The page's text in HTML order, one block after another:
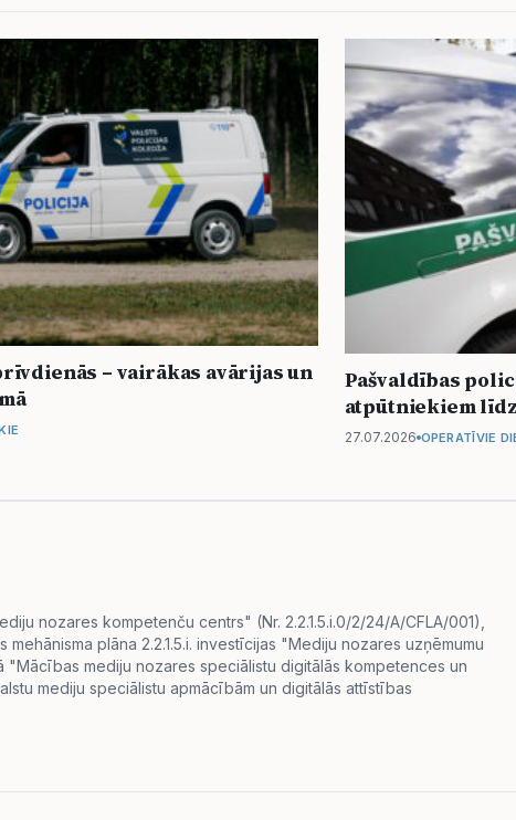
– vairākas avārijas un
Pašvaldības
atpūtniekiem
27.07.2026 OPERATĪVIE
nozares kompetenču centrs" (Nr. 2.2.1.5.i.0/2/24/A/CFLA/001),
plāna 2.2.1.5.i. investīcijas "Mediju nozares uzņēmumu
"Mācības mediju nozares speciālistu digitālās kompetences un
mediju speciālistu apmācībām un digitālās attīstības